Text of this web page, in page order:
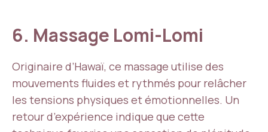
6. Massage Lomi-Lomi
Originaire d’Hawaï, ce massage utilise des
mouvements fluides et rythmés pour relâcher
les tensions physiques et émotionnelles. Un
retour d’expérience indique que cette